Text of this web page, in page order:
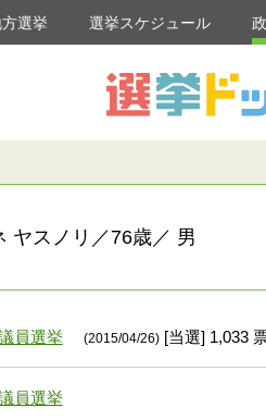
選挙 選挙スケジュール
ヤスノリ／76歳／ 男
員選挙 (2015/04/26)[当選] 1,033
員選挙